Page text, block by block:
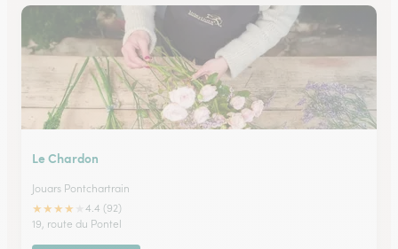
Le Chardon
Jouars Pontchartrain
★★★★
4.4 (92)
19, route du Pontel